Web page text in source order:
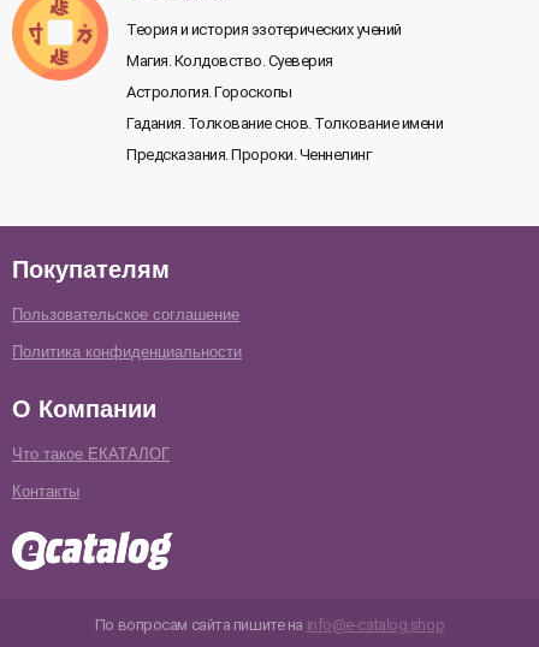
Теория и история эзотерических учений
Магия. Колдовство. Суеверия
Астрология. Гороскопы
Гадания. Толкование снов. Толкование имени
Предсказания. Пророки. Ченнелинг
Покупателям
Пользовательское соглашение
Политика конфиденциальности
О Компании
Что такое ЕКАТАЛОГ
Контакты
По вопросам сайта пишите на info@e-catalog.shop